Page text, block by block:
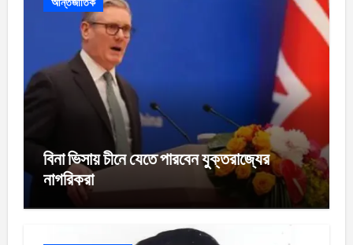
বিনা ভিসায় চীনে যেতে পারবেন যুক্তরাজ্যের
নাগরিকরা